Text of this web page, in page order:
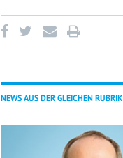
NEWS AUS DER GLEICHEN RUBRIK